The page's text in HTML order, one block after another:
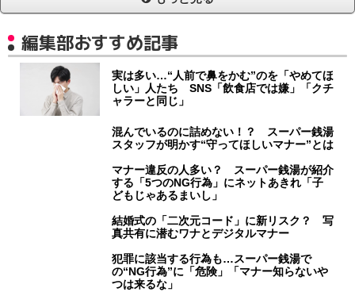
編集部おすすめ記事
実は多い…“人前で鼻をかむ”のを「やめてほ
しい」人たち SNS「飲食店では嫌」「クチ
ャラーと同じ」
混んでいるのに詰めない！？ スーパー銭湯
スタッフが明かす“守ってほしいマナー”とは
マナー違反の人多い？ スーパー銭湯が紹介
する「5つのNG行為」にネットあきれ「子
どもじゃあるまいし」
結婚式の「二次元コード」に新リスク？ 写
真共有に潜むワナとデジタルマナー
犯罪に該当する行為も…スーパー銭湯で
の“NG行為”に「危険」「マナー知らないや
つは来るな」